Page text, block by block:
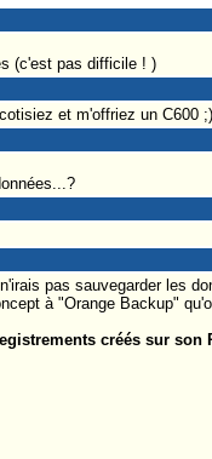
(c'est pas difficile ! )
et m'offriez un C600 ;)
pas sauvegarder les
à "Orange Backup"
créés sur son